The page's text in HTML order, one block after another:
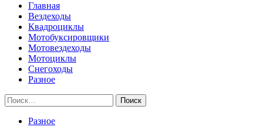
Главная
Вездеходы
Квадроциклы
Мотобуксировщики
Мотовездеходы
Мотоциклы
Снегоходы
Разное
Найти:
Разное